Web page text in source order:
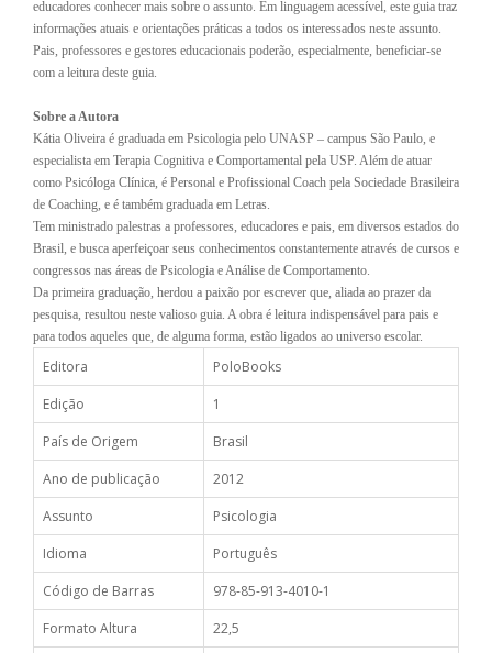
educadores conhecer mais sobre o assunto. Em linguagem acessível, este guia traz
informações atuais e orientações práticas a todos os interessados neste assunto.
Pais, professores e gestores educacionais poderão, especialmente, beneficiar-se
com a leitura deste guia.
Sobre a Autora
Kátia Oliveira é graduada em Psicologia pelo UNASP – campus São Paulo, e
especialista em Terapia Cognitiva e Comportamental pela USP. Além de atuar
como Psicóloga Clínica, é Personal e Profissional Coach pela Sociedade Brasileira
de Coaching, e é também graduada em Letras.
Tem ministrado palestras a professores, educadores e pais, em diversos estados do
Brasil, e busca aperfeiçoar seus conhecimentos constantemente através de cursos e
congressos nas áreas de Psicologia e Análise de Comportamento.
Da primeira graduação, herdou a paixão por escrever que, aliada ao prazer da
pesquisa, resultou neste valioso guia. A obra é leitura indispensável para pais e
para todos aqueles que, de alguma forma, estão ligados ao universo escolar.
Editora
PoloBooks
Edição
1
País de Origem
Brasil
Ano de publicação
2012
Assunto
Psicologia
Idioma
Português
Código de Barras
978-85-913-4010-1
Formato Altura
22,5